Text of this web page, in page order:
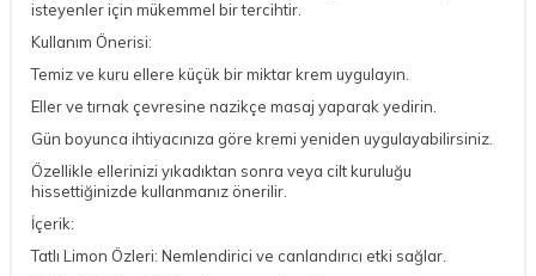
isteyenler için mükemmel bir tercihtir.
Kullanım Önerisi:
Temiz ve kuru ellere küçük bir miktar krem uygulayın.
Eller ve tırnak çevresine nazikçe masaj yaparak yedirin.
Gün boyunca ihtiyacınıza göre kremi yeniden uygulayabilirsiniz.
Özellikle ellerinizi yıkadıktan sonra veya cilt kuruluğu
hissettiğinizde kullanmanız önerilir.
İçerik:
Tatlı Limon Özleri: Nemlendirici ve canlandırıcı etki sağlar.